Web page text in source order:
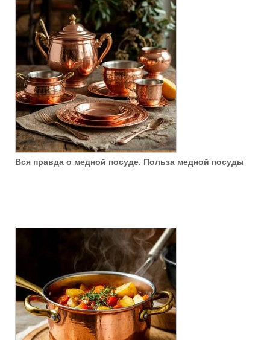
Вся правда о медной посуде. Польза медной посуды